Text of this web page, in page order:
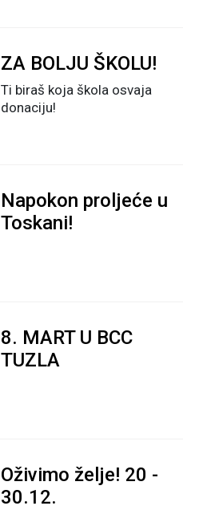
ZA BOLJU ŠKOLU!
Ti biraš koja škola osvaja
donaciju!
Napokon proljeće u
Toskani!
8. MART U BCC
TUZLA
Oživimo želje! 20 -
30.12.